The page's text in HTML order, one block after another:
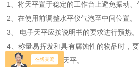
1、将天平置于稳定的工作台上避免振动、
2、在使用前调整水平仪气泡至中间位置。
3、 电子天平应按说明书的要求进行预热。
4、称量易挥发和具有腐蚀性的物品时，
免腐蚀和损坏电子天平。